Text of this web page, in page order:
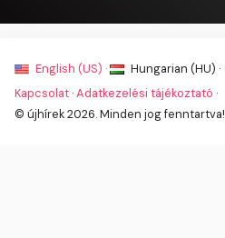
English (US) ·
Hungarian (HU) ·
Kapcsolat ·Adatkezelési tájékoztató ·
© újhírek 2026. Minden jog fenntartva!